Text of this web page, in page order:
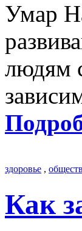
Умар
людям
здоровье ,
Как